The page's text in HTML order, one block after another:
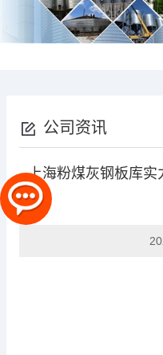
公司资讯
上海粉煤灰钢板库实